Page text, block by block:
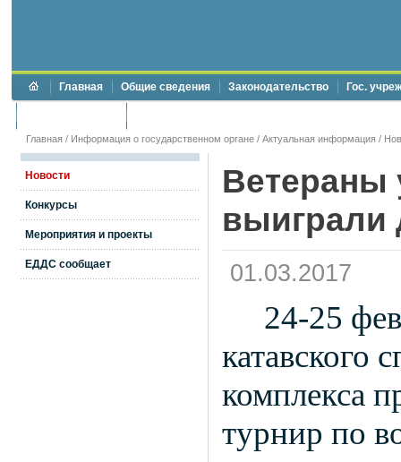
Главная Общие сведения Законодательство Гос.
Главная / Информация о государственном органе / Актуальная информация /
Новости
Конкурсы
Мероприятия и проекты
ЕДДС сообщает
Ветераны
выиграли
01.03.2017
24-25
катавского
комплекса
турнир по